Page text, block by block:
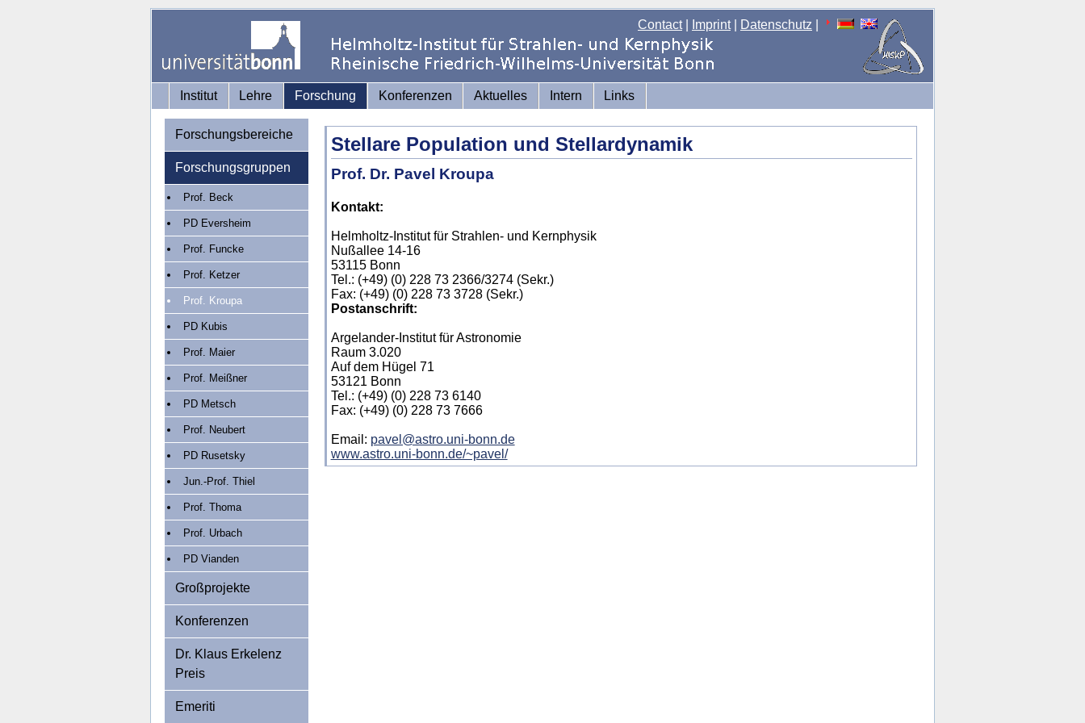
Contact| Imprint| Datenschutz
Institut Lehre Forschung Konferenzen Aktuelles Intern Links
Forschungsbereiche
Forschungsgruppen
Prof. Beck
PD Eversheim
Prof. Funcke
Prof. Ketzer
Prof. Kroupa
PD Kubis
Prof. Maier
Prof. Meißner
PD Metsch
Prof. Neubert
PD Rusetsky
Jun.-Prof. Thiel
Prof. Thoma
Prof. Urbach
PD Vianden
Großprojekte
Konferenzen
Dr. Klaus Erkelenz
Preis
Emeriti
Stellare Population und Stellardynamik
Prof. Dr. Pavel Kroupa
Kontakt:
Helmholtz-Institut für Strahlen- und Kernphysik
Nußallee 14-16
53115 Bonn
Tel.: (+49) (0) 228 73 2366/3274 (Sekr.)
Fax: (+49) (0) 228 73 3728 (Sekr.)
Postanschrift:
Argelander-Institut für Astronomie
Raum 3.020
Auf dem Hügel 71
53121 Bonn
Tel.: (+49) (0) 228 73 6140
Fax: (+49) (0) 228 73 7666
Email: pavel@astro.uni-bonn.de
www.astro.uni-bonn.de/~pavel/